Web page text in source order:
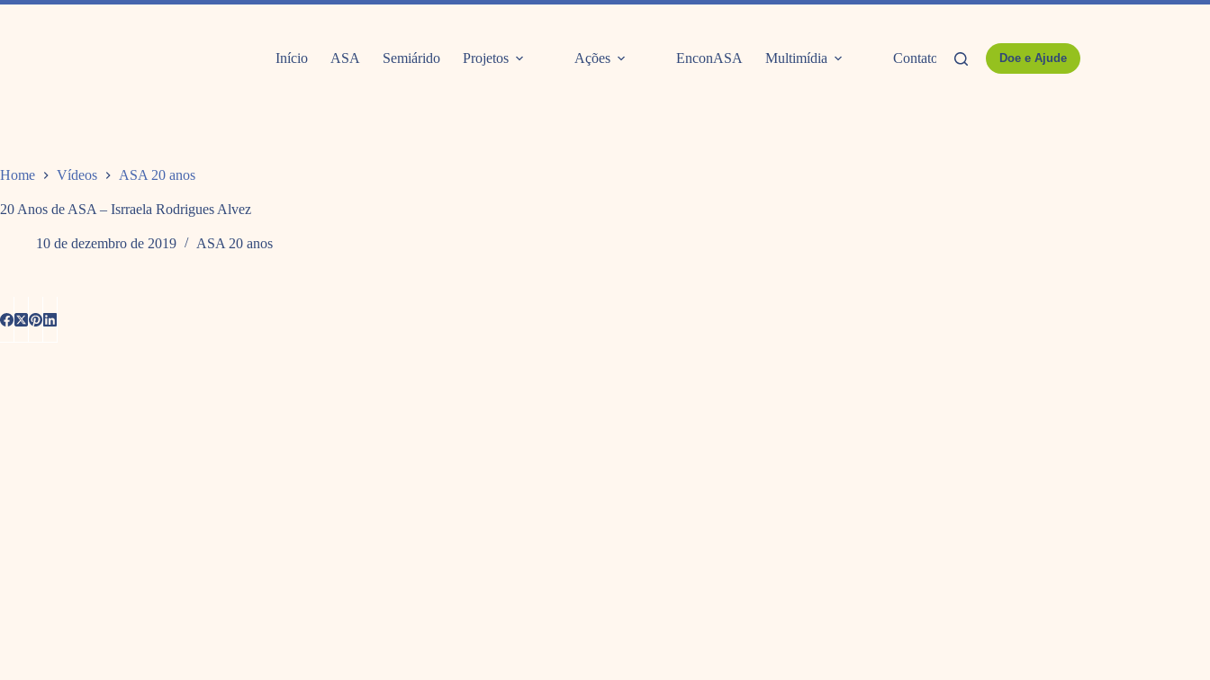
Pular
Início ASA Semiárido Projetos Ações EnconASA Multimídia Contato Doe e Ajude
Home Vídeos ASA 20 anos
20 Anos de ASA – Isrraela Rodrigues Alvez
10 de dezembro de 2019 ASA 20 anos